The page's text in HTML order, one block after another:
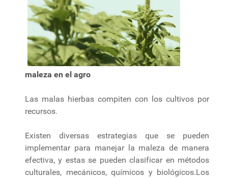
maleza en el agro
Las malas hierbas compiten con los cultivos por
recursos.
Existen diversas estrategias que se pueden
implementar para manejar la maleza de manera
efectiva, y estas se pueden clasificar en métodos
culturales, mecánicos, químicos y biológicos.Los